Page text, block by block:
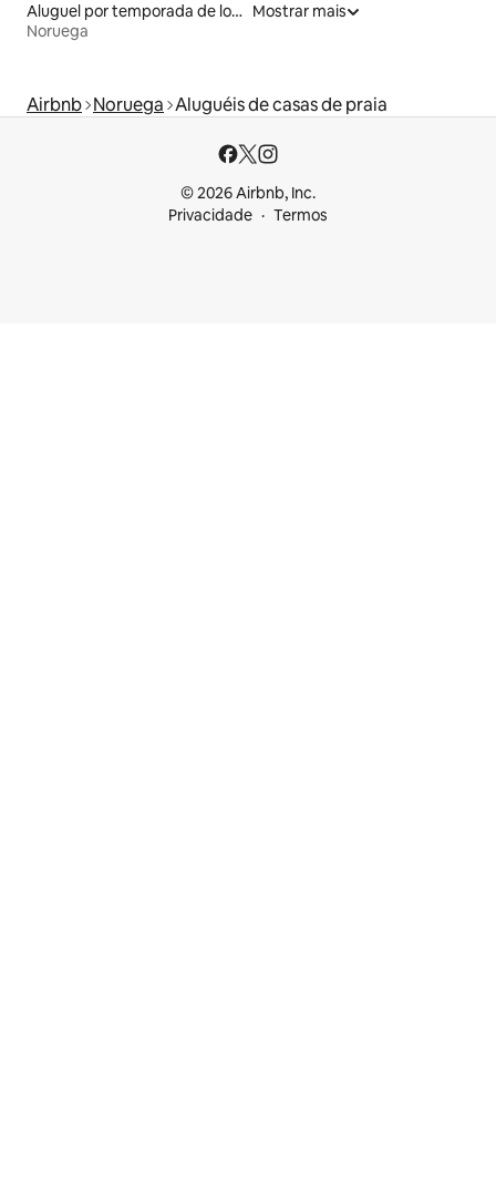
Aluguel por temporada de lofts
Noruega
Mostrar mais
Airbnb Noruega Aluguéis de casas de praia
© 2026 Airbnb, Inc.
Privacidade
Termos